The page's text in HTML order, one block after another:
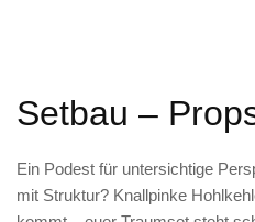
Setbau –
Ein Podest für untersichtige
mit Struktur? Knallpinke